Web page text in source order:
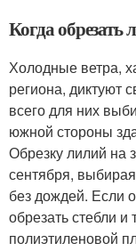
Когда обрезать
Холодные ветра,
региона, диктуют
всего для них
южной стороны
Обрезку лилий на
сентября,
без дождей. Если
обрезать стебли и
полиэтиленовой